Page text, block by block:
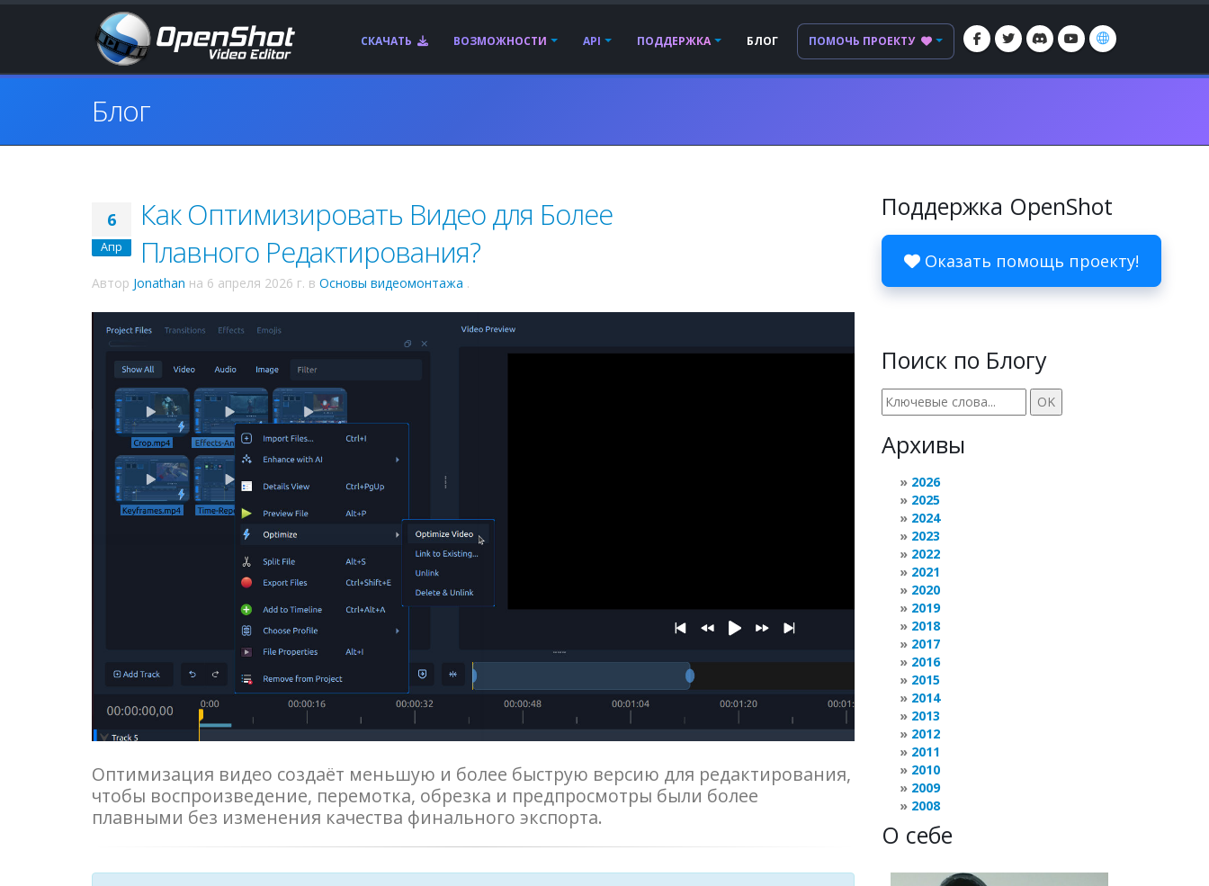
СКАЧАТЬ ВОЗМОЖНОСТИ API ПОДДЕРЖКА БЛОГ ПОМОЧЬ ПРОЕКТУ
Блог
6
Апр
Как Оптимизировать Видео для Более
Плавного Редактирования?
Автор Jonathan на 6 апреля 2026 г. в Основы видеомонтажа .
Оптимизация видео создаёт меньшую и более быструю версию для редактирования,
чтобы воспроизведение, перемотка, обрезка и предпросмотры были более
плавными без изменения качества финального экспорта.
Поддержка OpenShot
Оказать помощь проекту!
Поиск по Блогу
Архивы
2026
2025
2024
2023
2022
2021
2020
2019
2018
2017
2016
2015
2014
2013
2012
2011
2010
2009
2008
О себе